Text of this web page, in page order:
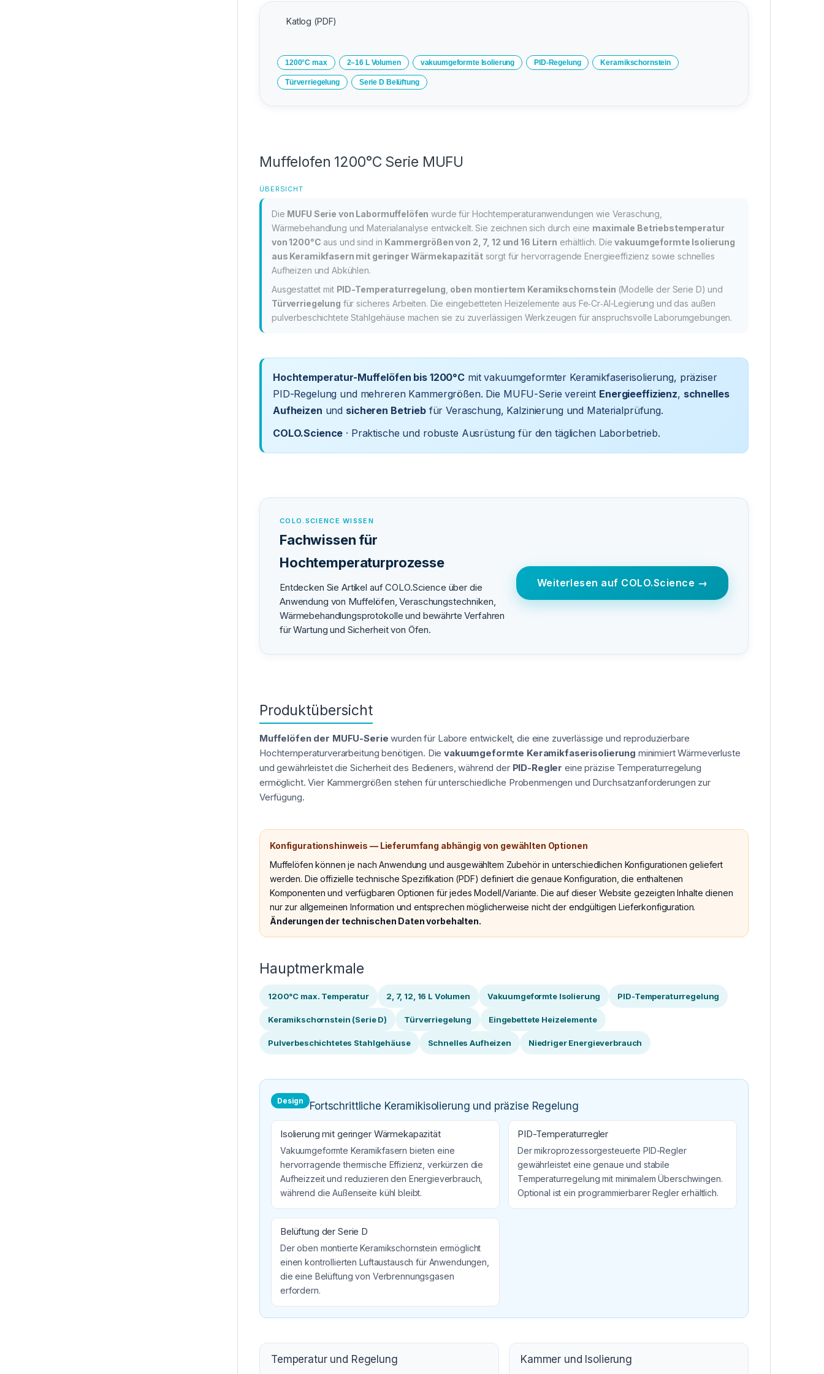
Katlog (PDF)
1200°C max 2–16 L Volumen vakuumgeformte Isolierung PID-Regelung Keramikschornstein
Türverriegelung Serie D Belüftung
Muffelofen 1200°C Serie MUFU
ÜBERSICHT
Die MUFU Serie von Labormuffelöfen wurde für Hochtemperaturanwendungen wie Veraschung,
Wärmebehandlung und Materialanalyse entwickelt. Sie zeichnen sich durch eine maximale Betriebstemperatur
von 1200°C aus und sind in Kammergrößen von 2, 7, 12 und 16 Litern erhältlich. Dievakuumgeformte Isolierung
aus Keramikfasern mit geringer Wärmekapazitätsorgt für hervorragende Energieeffizienz sowie schnelles
Aufheizen und Abkühlen.
Ausgestattet mit PID-Temperaturregelung oben montiertem Keramikschornstein (Modelle der Serie D) und
Türverriegelung für sicheres Arbeiten. Die eingebetteten Heizelemente aus Fe‑Cr‑Al-Legierung und das außen
pulverbeschichtete Stahlgehäuse machen sie zu zuverlässigen Werkzeugen für anspruchsvolle Laborumgebungen.
Hochtemperatur-Muffelöfen bis 1200°Cmit vakuumgeformter Keramikfaserisolierung, präziser
PID-Regelung und mehreren Kammergrößen. Die MUFU-Serie vereint Energieeffizienz, schnelles
Aufheizen und sicheren Betriebfür Veraschung, Kalzinierung und Materialprüfung.
COLO.Science · Praktische und robuste Ausrüstung für den täglichen Laborbetrieb.
COLO.SCIENCE WISSEN
Fachwissen für
Hochtemperaturprozesse
Entdecken Sie Artikel auf COLO.Science über die
Anwendung von Muffelöfen, Veraschungstechniken,
Wärmebehandlungsprotokolle und bewährte Verfahren
für Wartung und Sicherheit von Öfen.
Weiterlesen auf COLO.Science →
Produktübersicht
Muffelöfen der MUFU-Serie wurden für Labore entwickelt, die eine zuverlässige und reproduzierbare
Hochtemperaturverarbeitung benötigen. Dievakuumgeformte Keramikfaserisolierung minimiert Wärmeverluste
und gewährleistet die Sicherheit des Bedieners, während der PID-Regler eine präzise Temperaturregelung
ermöglicht. Vier Kammergrößen stehen für unterschiedliche Probenmengen und Durchsatzanforderungen zur
Verfügung.
Konfigurationshinweis — Lieferumfang abhängig von gewählten Optionen
Muffelöfen können je nach Anwendung und ausgewähltem Zubehör in unterschiedlichen Konfigurationen geliefert
werden. Die offizielle technische Spezifikation (PDF) definiert die genaue Konfiguration, die enthaltenen
Komponenten und verfügbaren Optionen für jedes Modell/Variante. Die auf dieser Website gezeigten Inhalte dienen
nur zur allgemeinen Information und entsprechen möglicherweise nicht der endgültigen Lieferkonfiguration.
Änderungen der technischen Daten vorbehalten.
Hauptmerkmale
1200°C max. Temperatur 2, 7, 12, 16 L Volumen Vakuumgeformte Isolierung PID-Temperaturregelung
Keramikschornstein (Serie D) Türverriegelung Eingebettete Heizelemente
Pulverbeschichtetes Stahlgehäuse Schnelles Aufheizen Niedriger Energieverbrauch
Design Fortschrittliche Keramikisolierung und präzise Regelung
Isolierung mit geringer Wärmekapazität
Vakuumgeformte Keramikfasern bieten eine
hervorragende thermische Effizienz, verkürzen die
Aufheizzeit und reduzieren den Energieverbrauch,
während die Außenseite kühl bleibt.
PID-Temperaturregler
Der mikroprozessorgesteuerte PID-Regler
gewährleistet eine genaue und stabile
Temperaturregelung mit minimalem Überschwingen.
Optional ist ein programmierbarer Regler erhältlich.
Belüftung der Serie D
Der oben montierte Keramikschornstein ermöglicht
einen kontrollierten Luftaustausch für Anwendungen,
die eine Belüftung von Verbrennungsgasen
erfordern.
Temperatur und Regelung Kammer und Isolierung